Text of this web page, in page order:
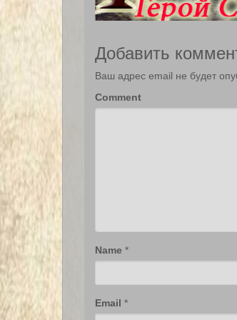
Добавить
Ваш адрес email не будет
Comment
Name *
Email *